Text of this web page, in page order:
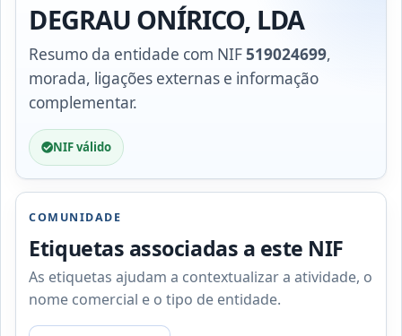
DEGRAU ONÍRICO, LDA
Resumo da entidade com NIF519024699,
morada, ligações externas e informação
complementar.
NIF válido
COMUNIDADE
Etiquetas associadas a este NIF
As etiquetas ajudam a contextualizar a atividade, o
nome comercial e o tipo de entidade.